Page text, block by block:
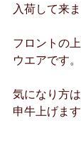
入荷して来ま
フロントの
ウエアです。
気になり方
申牛上げま